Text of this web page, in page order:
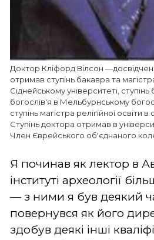
Доктор Кліфорд Вілсон
отримав ступінь бакавра та
Сіднейському університеті,
богослів'я в Мельбурнському
ступінь магістра релігійної освіти в
Ступінь доктора отримав в
Член Єврейського об'єднаного
Я починав як лектор в
інституті археології
— з ними я був деякий
повернувся як його
здобув деякі інші